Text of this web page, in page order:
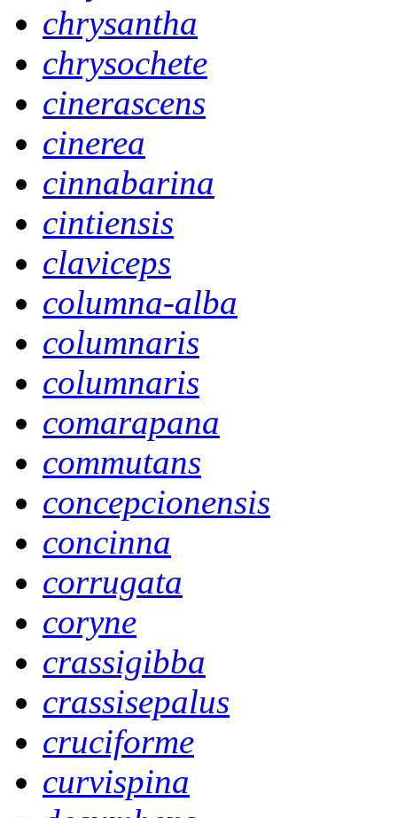
chrysantha
chrysochete
cinerascens
cinerea
cinnabarina
cintiensis
claviceps
columna-alba
columnaris
columnaris
comarapana
commutans
concepcionensis
concinna
corrugata
coryne
crassigibba
crassisepalus
cruciforme
curvispina